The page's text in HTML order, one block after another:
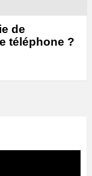
de
téléphone ?